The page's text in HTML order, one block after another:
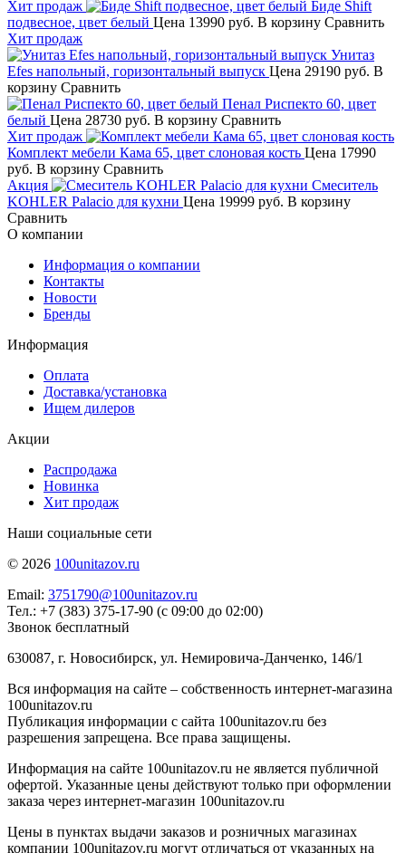
Хит продаж
Биде Shift
подвесное, цвет белый Цена 13990 руб. В корзину Сравнить
Хит продаж
Унитаз
Efes напольный, горизонтальный выпуск Цена 29190 руб. В
корзину Сравнить
Пенал Риспекто 60, цвет
белый Цена 28730 руб. В корзину Сравнить
Хит продаж
Комплект мебели Кама 65, цвет слоновая кость Цена 17990
руб. В корзину Сравнить
Акция
Смеситель
KOHLER Palacio для кухни Цена 19999 руб. В корзину
Сравнить
О компании
Информация о компании
Контакты
Новости
Бренды
Информация
Оплата
Доставка/установка
Ищем дилеров
Акции
Распродажа
Новинка
Хит продаж
Наши социальные сети
© 2026 100unitazov.ru
Email: 3751790@100unitazov.ru
Тел.: +7 (383) 375-17-90 (с 09:00 до 02:00)
Звонок бесплатный
630087, г. Новосибирск, ул. Немировича-Данченко, 146/1
Вся информация на сайте – собственность интернет-магазина
100unitazov.ru
Публикация информации с сайта 100unitazov.ru без
разрешения запрещена. Все права защищены.
Информация на сайте 100unitazov.ru не является публичной
офертой. Указанные цены действуют только при оформлении
заказа через интернет-магазин 100unitazov.ru
Цены в пунктах выдачи заказов и розничных магазинах
компании 100unitazov.ru могут отличаться от указанных на